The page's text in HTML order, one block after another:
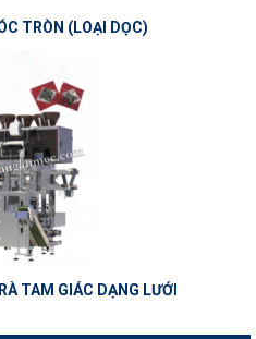
TRÒN (LOẠI DỌC)
TAM GIÁC DẠNG LƯỚI